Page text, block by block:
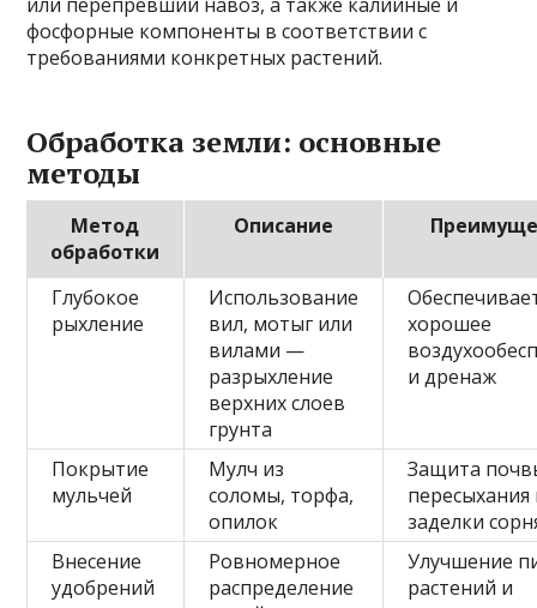
фосфорные компоненты в соответствии с
требованиями конкретных растений.
Обработка земли: основные
методы
Метод
обработки
Описание
Глубокое
рыхление
Использование
вил, мотыг или
вилами —
разрыхление
верхних слоев
грунта
хорошее
и дренаж
Покрытие
мульчей
Мулч из
соломы, торфа,
опилок
Защита
пересыхания
заделки
Внесение
удобрений
Ровномерное
распределение
Улучшение
растений и